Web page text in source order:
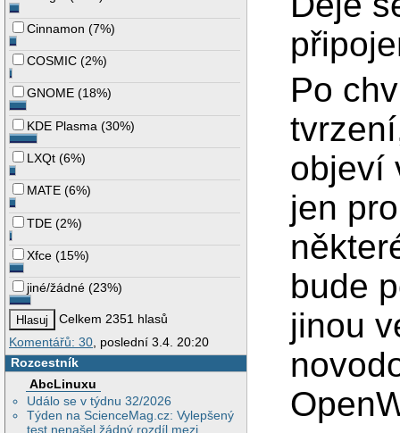
Cinnamon (7%)
COSMIC (2%)
GNOME (18%)
KDE Plasma (30%)
LXQt (6%)
MATE (6%)
TDE (2%)
Xfce (15%)
jiné/žádné (23%)
Celkem 2351 hlasů
Komentářů: 30 , poslední 3.4. 20:20
Rozcestník
AbcLinuxu
Událo se v týdnu 32/2026
Týden na ScienceMag.cz: Vylepšený
test nenašel žádný rozdíl mezi
Po
objeví
jen
bude
jinou